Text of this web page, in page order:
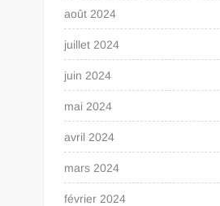
août 2024
juillet 2024
juin 2024
mai 2024
avril 2024
mars 2024
février 2024